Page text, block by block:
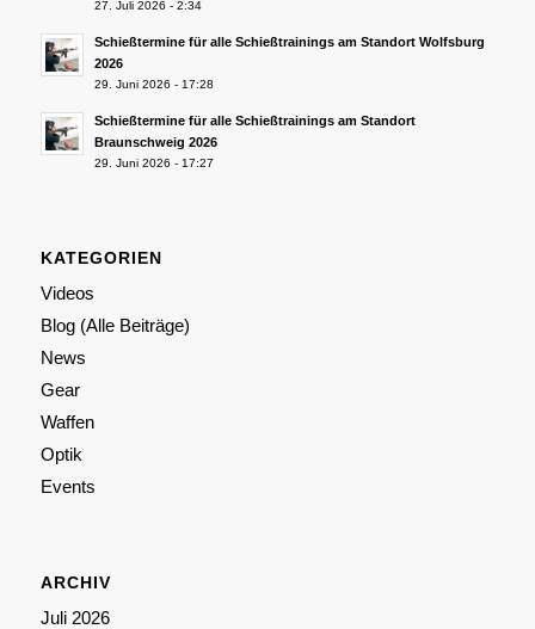
27. Juli 2026 - 2:34
Schießtermine für alle Schießtrainings am Standort Wolfsburg
2026
29. Juni 2026 - 17:28
Schießtermine für alle Schießtrainings am Standort
Braunschweig 2026
29. Juni 2026 - 17:27
KATEGORIEN
Videos
Blog (Alle Beiträge)
News
Gear
Waffen
Optik
Events
ARCHIV
Juli 2026